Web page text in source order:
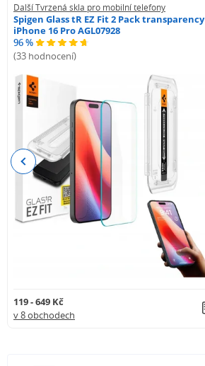
Další Tvrzená skla pro mobilní telefony
Spigen Glass tR EZ Fit 2 Pack transparency
iPhone 16 Pro AGL07928
96 %
(33 hodnocení)
119 - 649 Kč
v 8 obchodech
Previous